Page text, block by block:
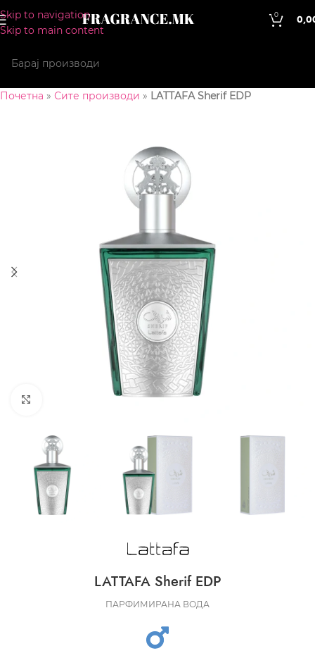
Skip to navigation
Skip to main content
0
Почетна » Сите производи » LATTAFA Sherif EDP
CLICK TO ENLARGE
LATTAFA Sherif EDP
ПАРФИМИРАНА ВОДА